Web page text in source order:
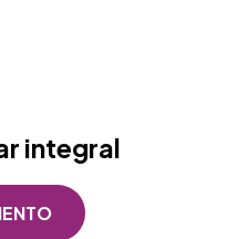
integral